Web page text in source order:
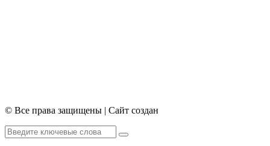
© Все права защищены | Сайт создан